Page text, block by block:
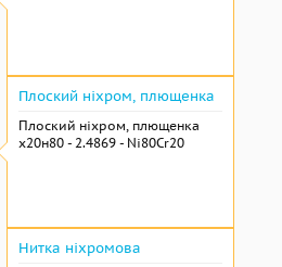
Плоский ніхром, плющенка
Плоский ніхром, плющенка
х20н80 - 2.4869 - Ni80Cr20
Нитка ніхромова